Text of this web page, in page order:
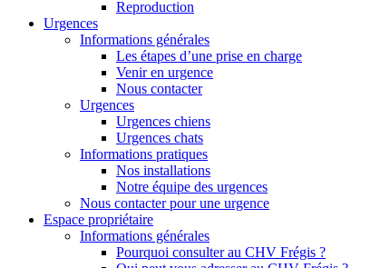
Reproduction
Urgences
Informations générales
Les étapes d’une prise en charge
Venir en urgence
Nous contacter
Urgences
Urgences chiens
Urgences chats
Informations pratiques
Nos installations
Notre équipe des urgences
Nous contacter pour une urgence
Espace propriétaire
Informations générales
Pourquoi consulter au CHV Frégis ?